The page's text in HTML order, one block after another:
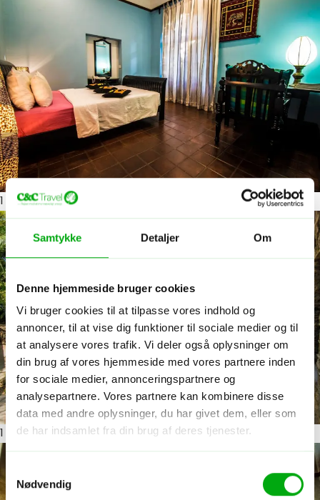
Samtykke Detaljer Om
Denne hjemmeside bruger cookies
Vi bruger cookies til at tilpasse vores indhold og
annoncer, til at vise dig funktioner til sociale medier og til
at analysere vores trafik. Vi deler også oplysninger om
din brug af vores hjemmeside med vores partnere inden
for sociale medier, annonceringspartnere og
analysepartnere. Vores partnere kan kombinere disse
data med andre oplysninger, du har givet dem, eller som
de har indsamlet fra din brug af deres tjenester.
Nødvendig
1 ud af 12
1 ud af 12